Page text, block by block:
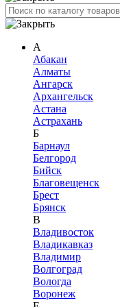
А
Абакан
Алматы
Ангарск
Архангельск
Астана
Астрахань
Б
Барнаул
Белгород
Бийск
Благовещенск
Брест
Брянск
В
Владивосток
Владикавказ
Владимир
Волгоград
Вологда
Воронеж